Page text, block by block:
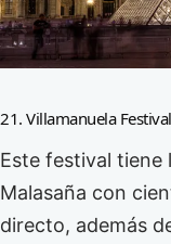
21. Villamanuela
Este festival tiene
Malasaña con
directo, además